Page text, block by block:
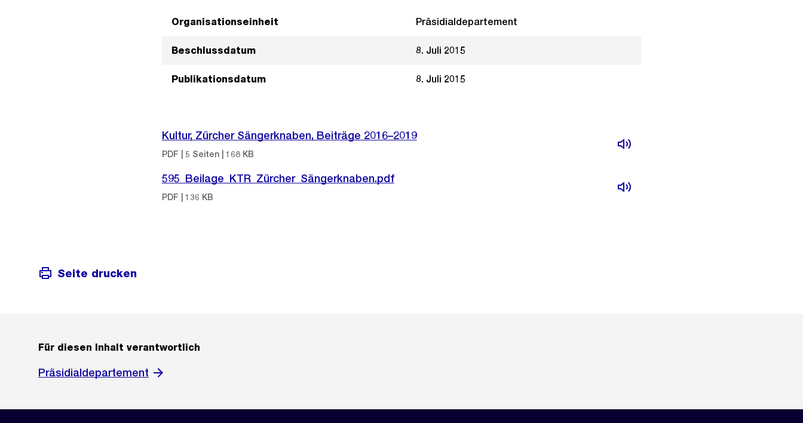
Organisationseinheit Präsidialdepartement
Beschlussdatum 8. Juli 2015
Publikationsdatum 8. Juli 2015
Kultur, Zürcher Sängerknaben, Beiträge 2016–2019
PDF | 5 Seiten | 168 KB
595_Beilage_KTR_Zürcher_Sängerknaben.pdf
PDF | 136 KB
Seite drucken
Für diesen Inhalt verantwortlich
Präsidialdepartement